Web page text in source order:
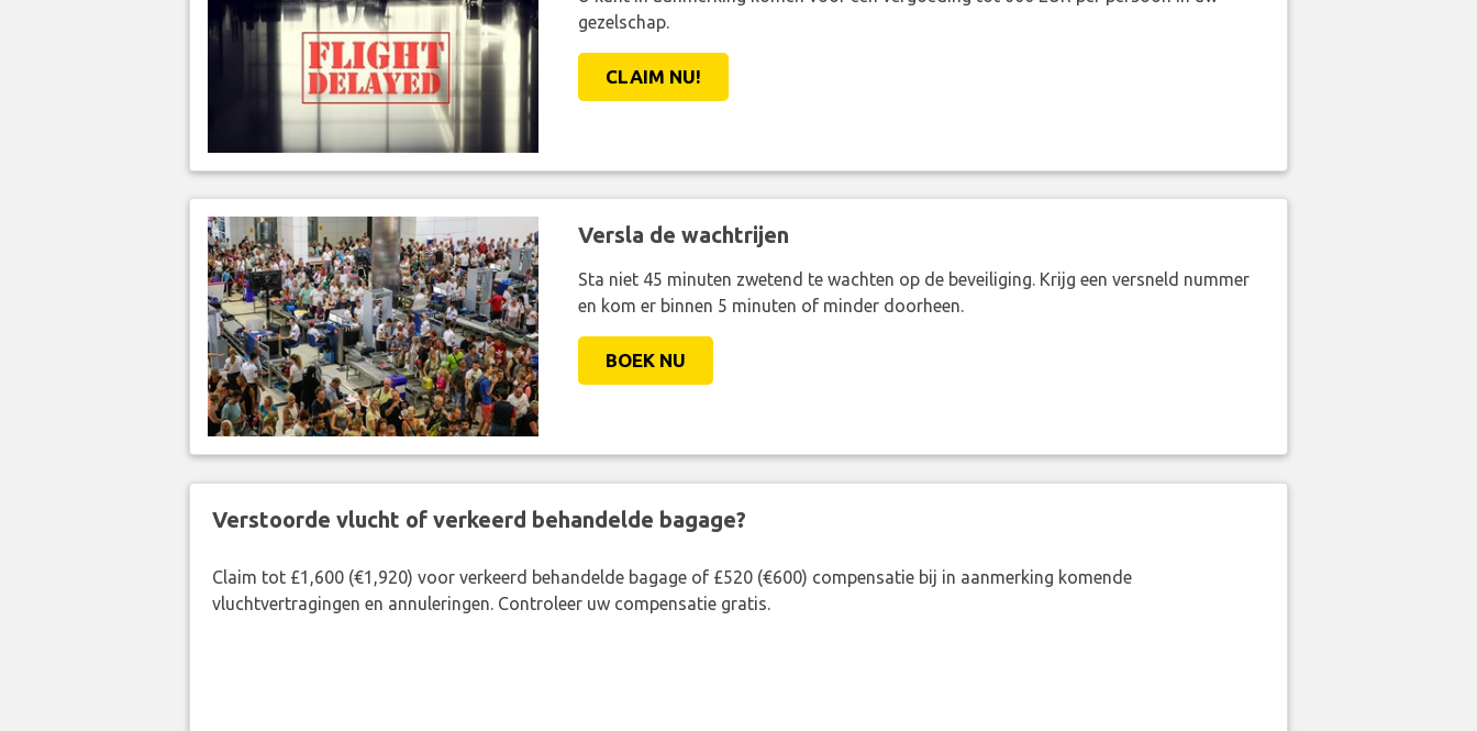
gezelschap.
CLAIM NU!
Versla de wachtrijen
Sta niet 45 minuten zwetend te wachten op de beveiliging. Krijg een versneld nummer
en kom er binnen 5 minuten of minder doorheen.
BOEK NU
Verstoorde vlucht of verkeerd behandelde bagage?
Claim tot £1,600 (€1,920) voor verkeerd behandelde bagage of £520 (€600) compensatie bij in aanmerking komende
vluchtvertragingen en annuleringen. Controleer uw compensatie gratis.